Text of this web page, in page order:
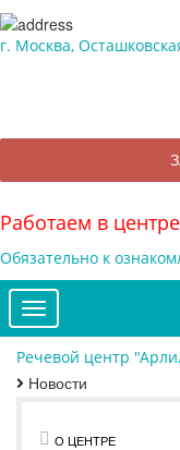
г. Москва,
Работаем в
Обязательно к
Меню
Речевой центр
Новости
О ЦЕНТРЕ